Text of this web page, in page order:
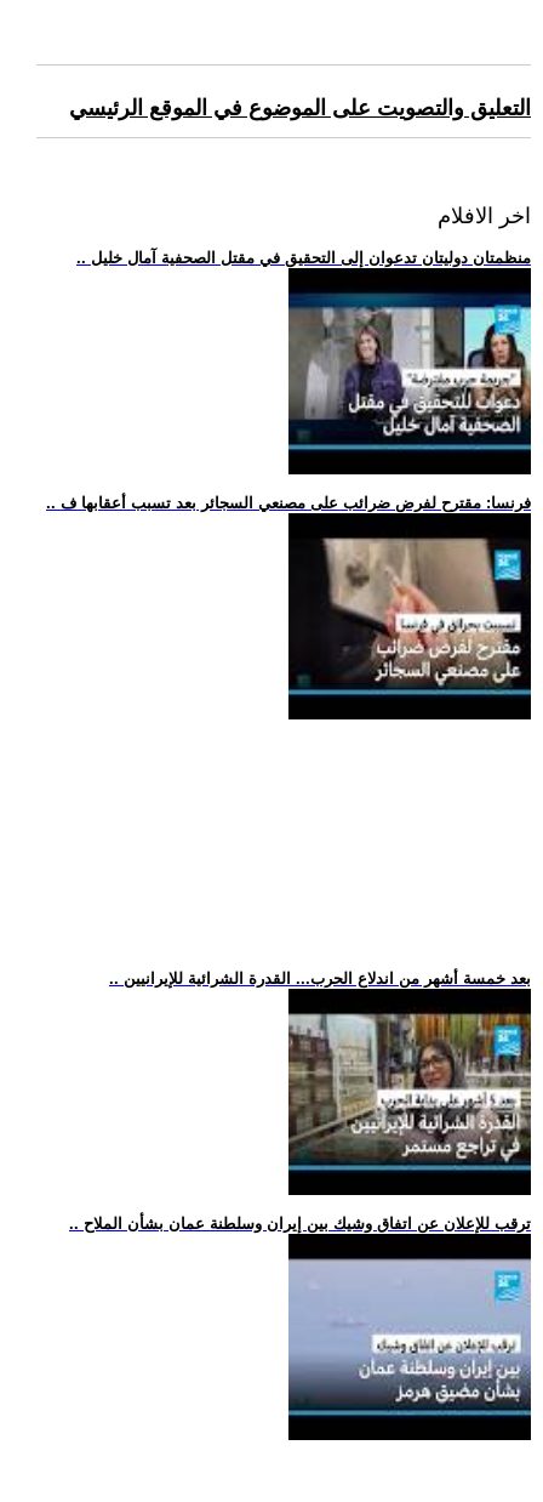
التعليق والتصويت على الموضوع في الموقع الرئيسي
اخر الافلام
.. منظمتان دوليتان تدعوان إلى التحقيق في مقتل الصحفية آمال خليل
.. فرنسا: مقترح لفرض ضرائب على مصنعي السجائر بعد تسبب أعقابها ف
.. بعد خمسة أشهر من اندلاع الحرب... القدرة الشرائية للإيرانيين
.. ترقب للإعلان عن اتفاق وشيك بين إيران وسلطنة عمان بشأن الملاح